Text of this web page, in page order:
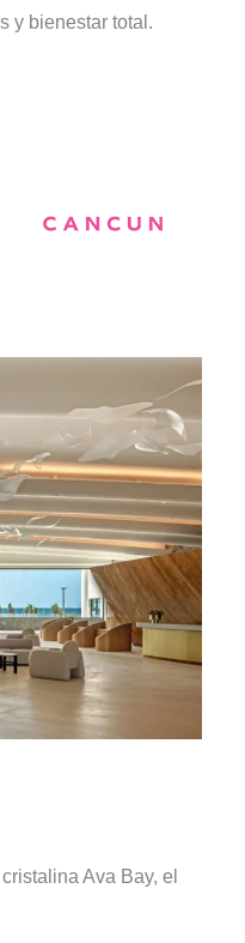
y bienestar total.
Ava Bay, el